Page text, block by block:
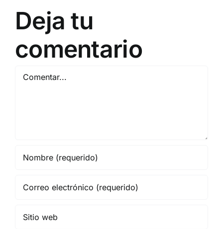
EN BARCELONA
Deja tu
comentario